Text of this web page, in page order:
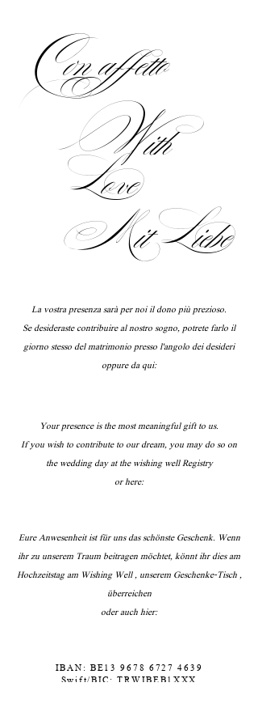
Con affetto
With
Love
Mit Liebe
La vostra presenza sarà per noi il dono più prezioso.
Se desideraste contribuire al nostro sogno, potrete farlo il
giorno stesso del matrimonio presso l'angolo dei desideri
oppure da qui:
Your presence is the most meaningful gift to us.
If you wish to contribute to our dream, you may do so on
the wedding day at the wishing well Registry
or here:
Eure Anwesenheit ist für uns das schönste Geschenk. Wenn
ihr zu unserem Traum beitragen möchtet, könnt ihr dies am
Hochzeitstag am Wishing Well , unserem Geschenke-Tisch ,
überreichen
oder auch hier:
IBAN: BE139678 6727 4639
Swift/BIC: TRWIBEB1XXX